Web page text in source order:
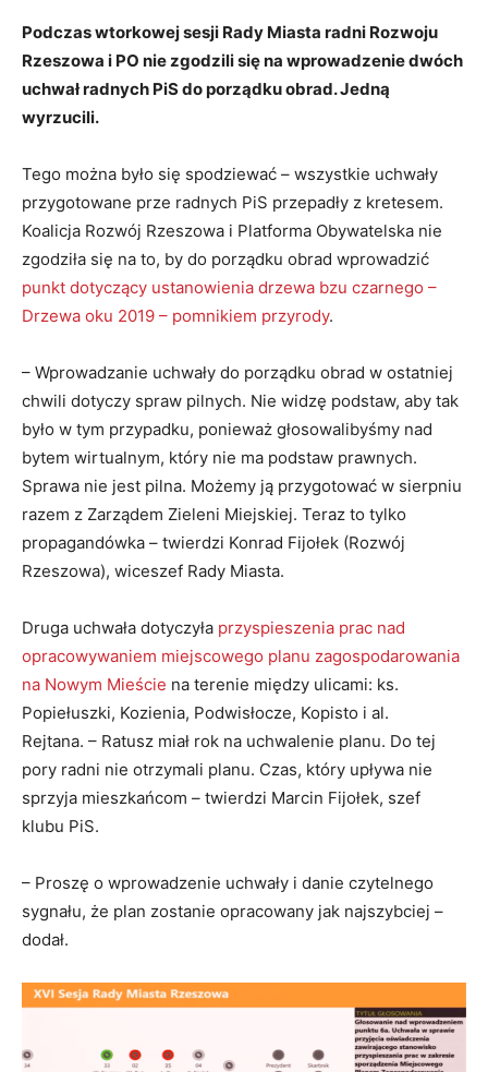
Podczas wtorkowej sesji Rady Miasta radni Rozwoju
Rzeszowa i PO nie zgodzili się na wprowadzenie dwóch
uchwał radnych PiS do porządku obrad. Jedną
wyrzucili.
Tego można było się spodziewać – wszystkie uchwały
przygotowane prze radnych PiS przepadły z kretesem.
Koalicja Rozwój Rzeszowa i Platforma Obywatelska nie
zgodziła się na to, by do porządku obrad wprowadzić
punkt dotyczący ustanowienia drzewa bzu czarnego –
Drzewa oku 2019 – pomnikiem przyrody.
– Wprowadzanie uchwały do porządku obrad w ostatniej
chwili dotyczy spraw pilnych. Nie widzę podstaw, aby tak
było w tym przypadku, ponieważ głosowalibyśmy nad
bytem wirtualnym, który nie ma podstaw prawnych.
Sprawa nie jest pilna. Możemy ją przygotować w sierpniu
razem z Zarządem Zieleni Miejskiej. Teraz to tylko
propagandówka – twierdzi Konrad Fijołek (Rozwój
Rzeszowa), wiceszef Rady Miasta.
Druga uchwała dotyczyła przyspieszenia prac nad
opracowywaniem miejscowego planu zagospodarowania
na Nowym Mieście na terenie między ulicami: ks.
Popiełuszki, Kozienia, Podwisłocze, Kopisto i al.
Rejtana. – Ratusz miał rok na uchwalenie planu. Do tej
pory radni nie otrzymali planu. Czas, który upływa nie
sprzyja mieszkańcom – twierdzi Marcin Fijołek, szef
klubu PiS.
– Proszę o wprowadzenie uchwały i danie czytelnego
sygnału, że plan zostanie opracowany jak najszybciej –
dodał.